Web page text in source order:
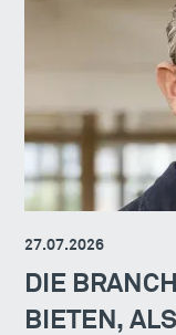
27.07.2026
DIE
BIETEN,